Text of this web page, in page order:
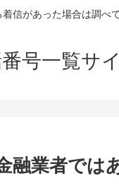
信があった場合は調べ
号一覧サ
融業者では